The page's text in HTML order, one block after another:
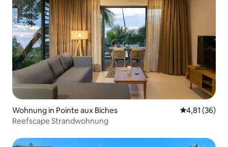
Wohnung in Pointe aux Biches
4,81 (36)
Reefscape Strandwohnung